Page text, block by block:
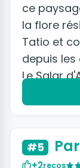
ce
la flore
Tatio et
depuis
Le Salar
nature à
#5
+2recos